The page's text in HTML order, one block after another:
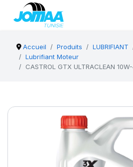
Accueil Produits LUBRIFIANT
Lubrifiant Moteur
CASTROL GTX ULTRACLEAN